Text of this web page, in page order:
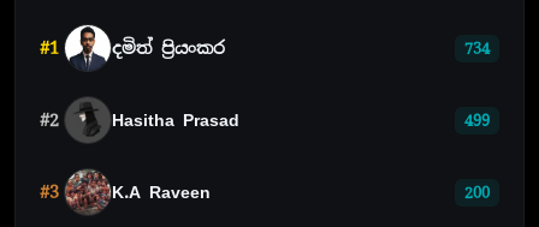
#1 දමිත් ප්‍රියංකර 734
#2 Hasitha Prasad 499
#3 K.A Raveen 200